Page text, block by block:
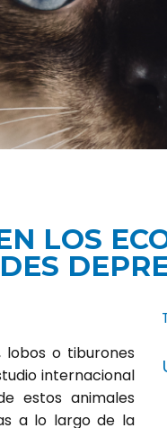
LOS
lobos o tiburones
internacional
estos animales
a lo largo de la